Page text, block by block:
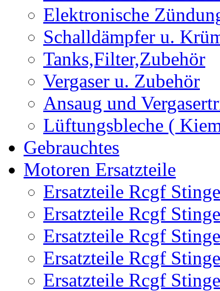
Elektronische
Schalldämpfer u.
Tanks,Filter,Zubehör
Vergaser u. Zubehör
Ansaug und
Lüftungsbleche (
Gebrauchtes
Motoren Ersatzteile
Ersatzteile Rcgf
Ersatzteile Rcgf
Ersatzteile Rcgf
Ersatzteile Rcgf
Ersatzteile Rcgf